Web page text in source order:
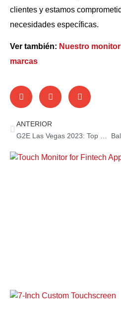
clientes y estamos
necesidades específicas.
Ver también: Nuestro
marcas
ANTERIOR
G2E Las Vegas 2023: Top One Tech sale victorioso